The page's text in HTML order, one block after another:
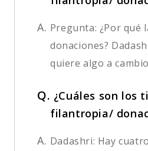
A. Pregunta: ¿Por qué
donaciones?
quiere algo a
Q. ¿Cuáles son los
filantropia/
A. Dadashri: Hay